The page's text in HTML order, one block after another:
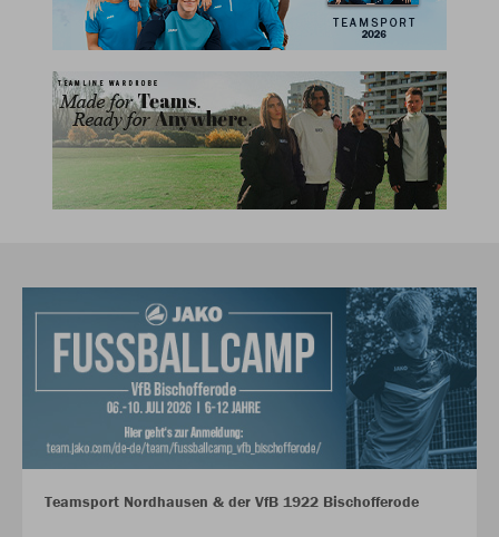
Teamsport Nordhausen & der VfB 1922 Bischofferode